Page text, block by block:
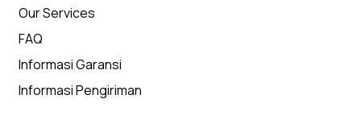
Our Services
FAQ
Informasi Garansi
Informasi Pengiriman